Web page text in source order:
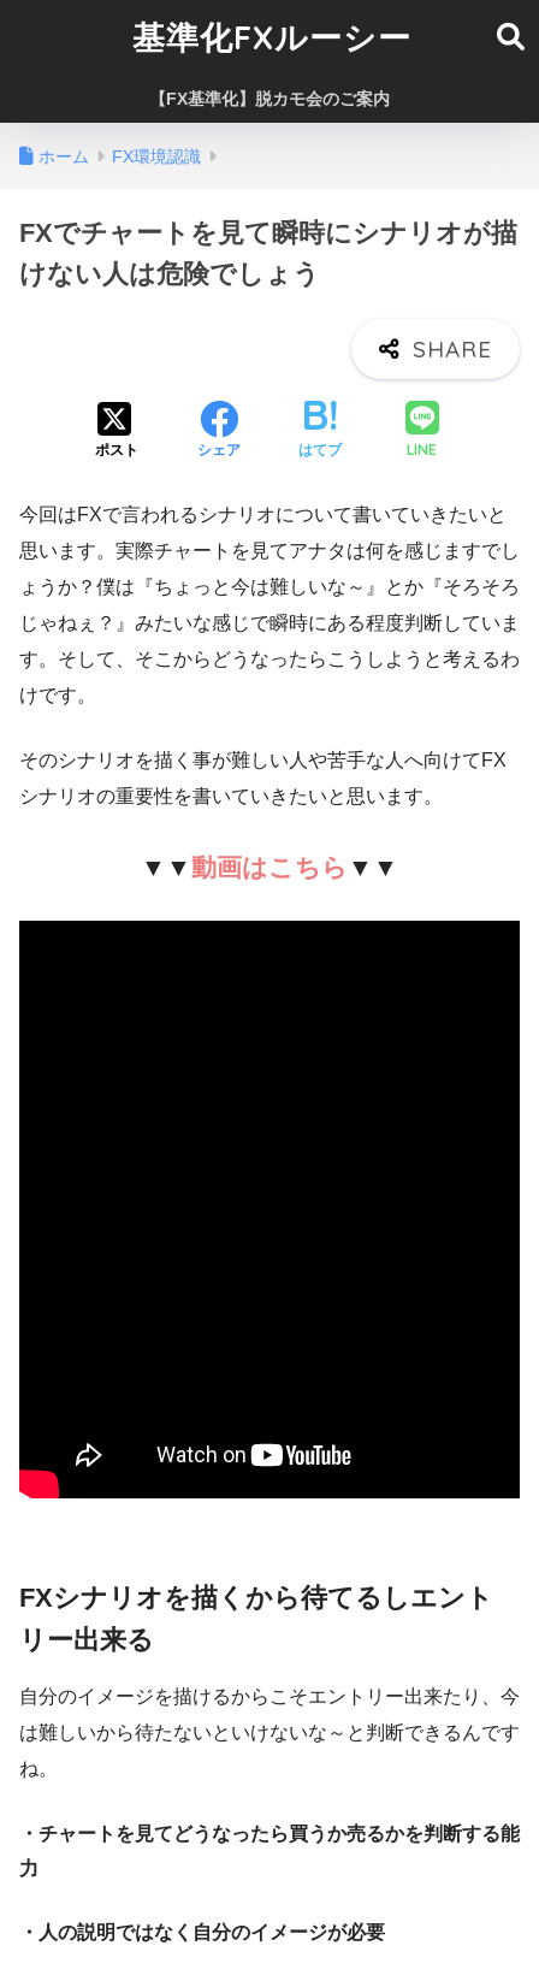
基準化FXルーシー
【FX基準化】脱カモ会のご案内
ホーム FX環境認識
FXでチャートを見て瞬時にシナリオが描
けない人は危険でしょう
ポスト シェア はてブ LINE
今回はFXで言われるシナリオについて書いていきたいと
思います。実際チャートを見てアナタは何を感じますでし
ょうか？僕は『ちょっと今は難しいな～』とか『そろそろ
じゃねぇ？』みたいな感じで瞬時にある程度判断していま
す。そして、そこからどうなったらこうしようと考えるわ
けです。
そのシナリオを描く事が難しい人や苦手な人へ向けてFX
シナリオの重要性を書いていきたいと思います。
▼▼動画はこちら ▼▼
FXシナリオを描くから待てるしエント
リー出来る
自分のイメージを描けるからこそエントリー出来たり、今
は難しいから待たないといけないな～と判断できるんです
ね。
・チャートを見てどうなったら買うか売るかを判断する能
力
・人の説明ではなく自分のイメージが必要